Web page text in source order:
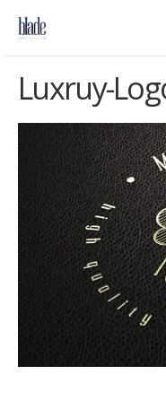
Luxruy-